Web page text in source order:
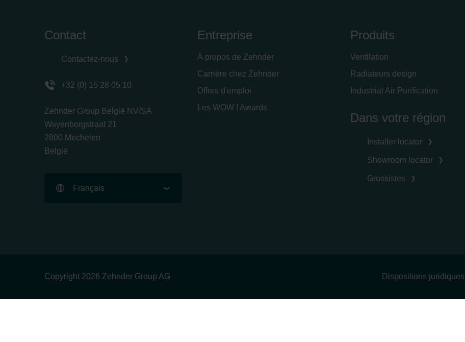
Contact
Contactez-nous
+32 (0) 15 28 05 10
Zehnder Group België NV/SA
Wayenborgstraat 21
2800 Mechelen
België
Français
Entreprise
À propos de Zehnder
Carrière chez Zehnder
Offres d'emploi
Les WOW ! Awards
Produits
Ventilation
Radiateurs design
Industrial Air Purification
Dans votre région
Installer locator
Showroom locator
Grossistes
Copyright 2026 Zehnder Group AG Dispositions juridiques